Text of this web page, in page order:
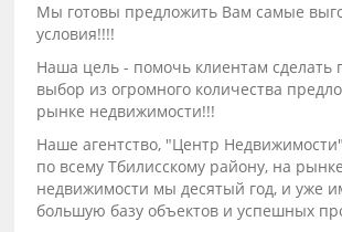
Мы готовы предложить Вам самые
условия!!!!
Наша цель - помочь клиентам сделать
выбор из огромного количества
рынке недвижимости!!!
Наше агентство, "Центр
по всему Тбилисскому району, на рынке
недвижимости мы десятый год, и уже
большую базу объектов и успешных